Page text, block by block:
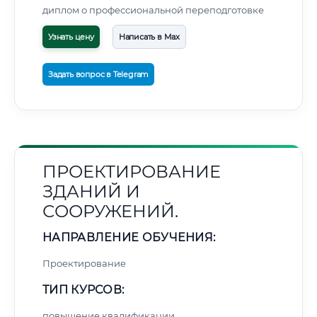
диплом о профессиональной переподготовке
Узнать цену Написать в Max
Задать вопрос в Telegram
ПРОЕКТИРОВАНИЕ
ЗДАНИЙ И
СООРУЖЕНИЙ.
НАПРАВЛЕНИЕ ОБУЧЕНИЯ:
Проектирование
ТИП КУРСОВ: